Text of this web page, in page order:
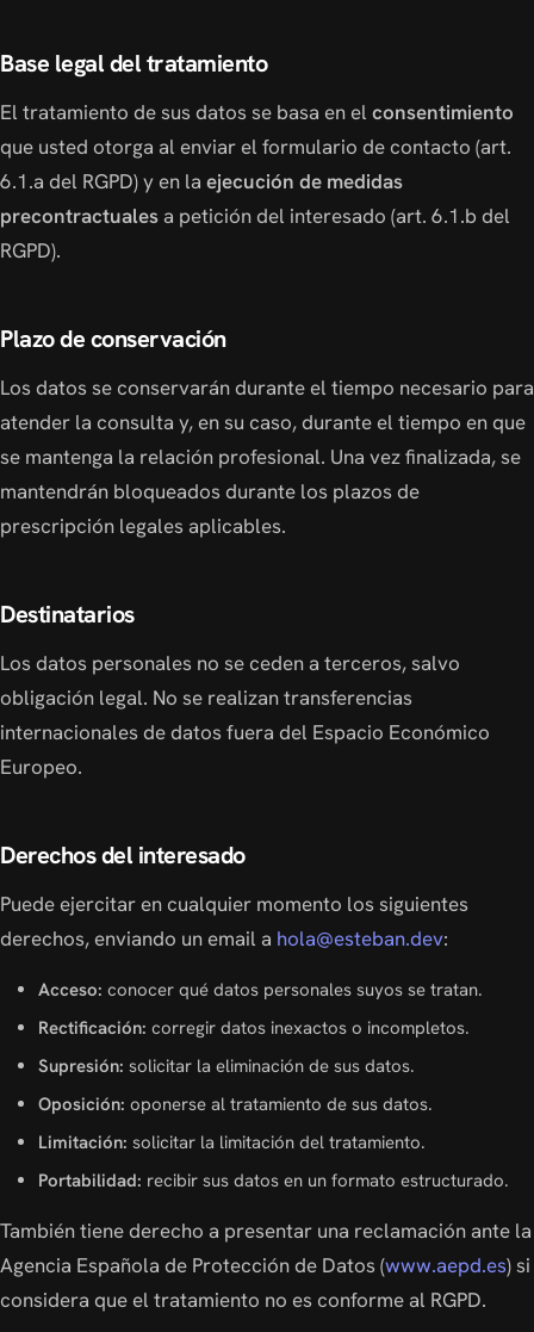
Base legal del tratamiento
El tratamiento de sus datos se basa en el consentimiento
que usted otorga al enviar el formulario de contacto (art.
6.1.a del RGPD) y en la ejecución de medidas
precontractualesa petición del interesado (art. 6.1.b del
RGPD).
Plazo de conservación
Los datos se conservarán durante el tiempo necesario para
atender la consulta y, en su caso, durante el tiempo en que
se mantenga la relación profesional. Una vez finalizada, se
mantendrán bloqueados durante los plazos de
prescripción legales aplicables.
Destinatarios
Los datos personales no se ceden a terceros, salvo
obligación legal. No se realizan transferencias
internacionales de datos fuera del Espacio Económico
Europeo.
Derechos del interesado
Puede ejercitar en cualquier momento los siguientes
derechos, enviando un email a hola@esteban.dev:
Acceso: conocer qué datos personales suyos se tratan.
Rectificación: corregir datos inexactos o incompletos.
Supresión: solicitar la eliminación de sus datos.
Oposición: oponerse al tratamiento de sus datos.
Limitación: solicitar la limitación del tratamiento.
Portabilidad: recibir sus datos en un formato estructurado.
También tiene derecho a presentar una reclamación ante la
Agencia Española de Protección de Datos (www.aepd.es) si
considera que el tratamiento no es conforme al RGPD.